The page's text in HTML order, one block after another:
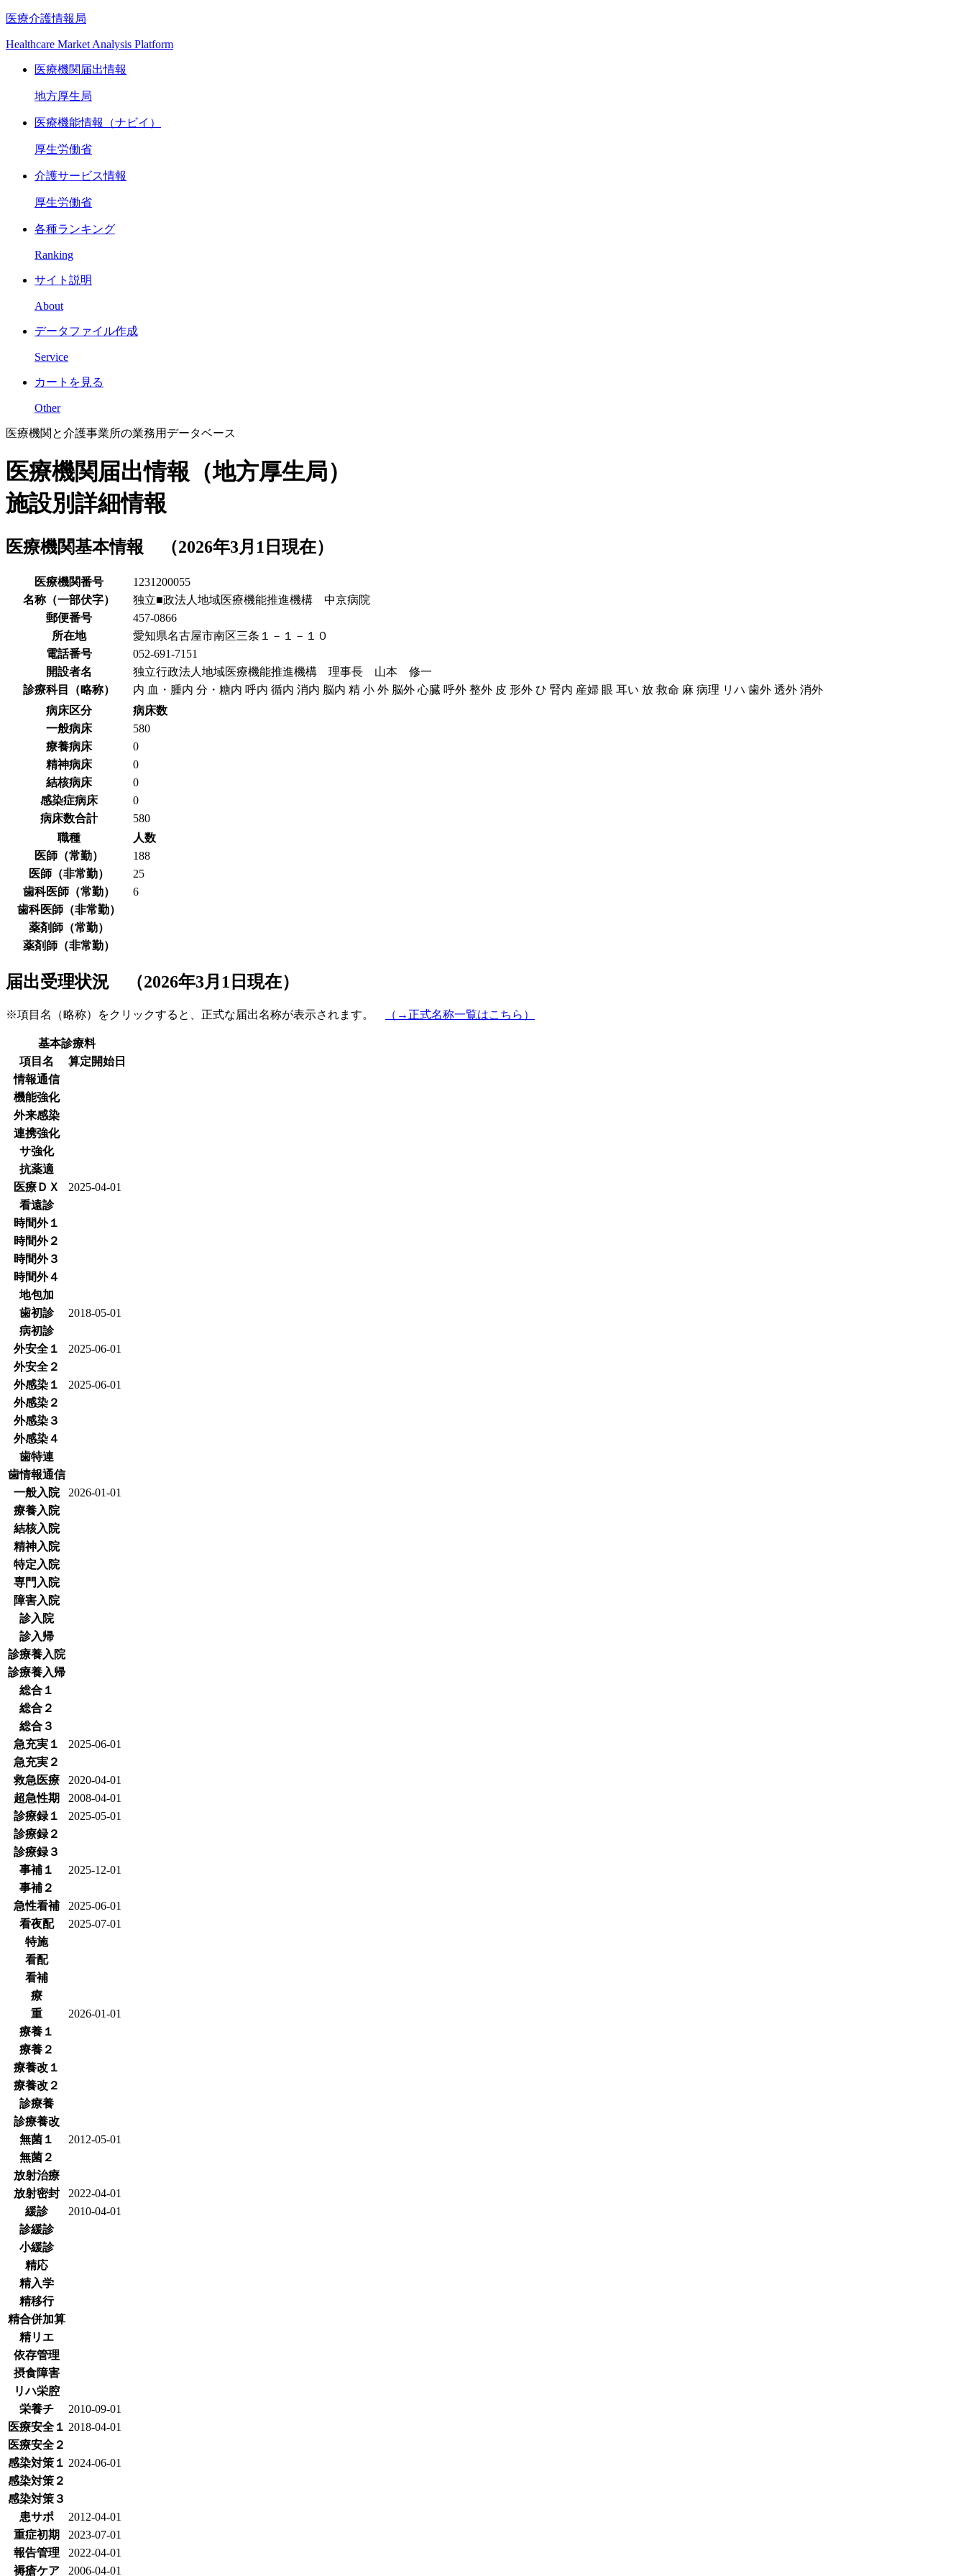
医療介護情報局
Healthcare Market Analysis Platform
医療機関届出情報
地方厚生局
医療機能情報（ナビイ）
厚生労働省
介護サービス情報
厚生労働省
各種ランキング
Ranking
サイト説明
About
データファイル作成
Service
カートを見る
Other
医療機関と介護事業所の業務用データベース
医療機関届出情報（地方厚生局）
施設別詳細情報
医療機関基本情報 （2026年3月1日現在）
医療機関番号
1231200055
名称（一部伏字）
独立■政法人地域医療機能推進機構 中京病院
郵便番号
457-0866
所在地
愛知県名古屋市南区三条１－１－１０
電話番号
052-691-7151
開設者名
独立行政法人地域医療機能推進機構 理事長 山本 修一
診療科目（略称）
内 血・腫内 分・糖内 呼内 循内 消内 脳内 精 小 外 脳外 心臓 呼外 整外 皮 形外 ひ 腎内 産婦 眼 耳い 放 救命 麻 病理 リハ 歯外 透外 消外
病床区分
病床数
一般病床
580
療養病床
0
精神病床
0
結核病床
0
感染症病床
0
病床数合計
580
職種
人数
医師（常勤）
188
医師（非常勤）
25
歯科医師（常勤）
6
歯科医師（非常勤）
薬剤師（常勤）
薬剤師（非常勤）
届出受理状況 （2026年3月1日現在）
※項目名（略称）をクリックすると、正式な届出名称が表示されます。 （→正式名称一覧はこちら）
基本診療料
項目名
算定開始日
情報通信
機能強化
外来感染
連携強化
サ強化
抗薬適
医療ＤＸ
2025-04-01
看遠診
時間外１
時間外２
時間外３
時間外４
地包加
歯初診
2018-05-01
病初診
外安全１
2025-06-01
外安全２
外感染１
2025-06-01
外感染２
外感染３
外感染４
歯特連
歯情報通信
一般入院
2026-01-01
療養入院
結核入院
精神入院
特定入院
専門入院
障害入院
診入院
診入帰
診療養入院
診療養入帰
総合１
総合２
総合３
急充実１
2025-06-01
急充実２
救急医療
2020-04-01
超急性期
2008-04-01
診療録１
2025-05-01
診療録２
診療録３
事補１
2025-12-01
事補２
急性看補
2025-06-01
看夜配
2025-07-01
特施
看配
看補
療
重
2026-01-01
療養１
療養２
療養改１
療養改２
診療養
診療養改
無菌１
2012-05-01
無菌２
放射治療
放射密封
2022-04-01
緩診
2010-04-01
診緩診
小緩診
精応
精入学
精移行
精合併加算
精リエ
依存管理
摂食障害
リハ栄腔
栄養チ
2010-09-01
医療安全１ 2018-04-01
医療安全２
感染対策１ 2024-06-01
感染対策２
感染対策３
患サポ
2012-04-01
重症初期
2023-07-01
報告管理
2022-04-01
褥瘡ケア
2006-04-01